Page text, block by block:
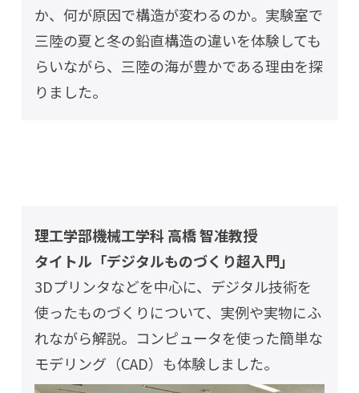
か、何が原因で構造が変わるのか。実験室で
三陸の夏と冬の鉛直構造の違いを体験しても
らいながら、三陸の海が豊かである理由を探
りました。
理工学部機械工学科 高橋 智准教授
タイトル「デジタルものづくり超入門」
3Dプリンタなどを中心に、デジタル技術を
使ったものづくりについて、実例や実物にふ
れながら解説。コンピュータを使った簡単な
モデリング（CAD）も体験しました。